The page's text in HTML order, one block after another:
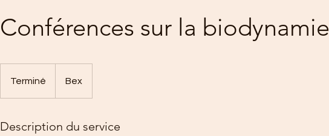
Conférences sur la biodynamie
Terminé
m
Bex
Description du service